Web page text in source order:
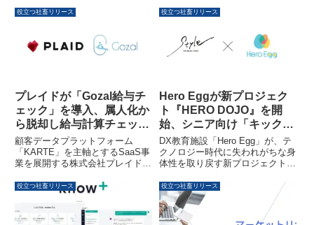
役立つ社畜リリース
プレイドが「Gozal給与チ
ェック」を導入、属人化か
ら脱却し給与計算チェック
を自動化
顧客データプラットフォーム
「KARTE」を主軸とするSaaS事
業を展開する株式会社プレイド
品質のばらつきという課題を解決
するため、株式会社Gozal提供の
クラウド給与チェックソフト
「Gozal給与チェック」を導入し
役立つ社畜リリース
Hero Eggが新プロジェク
ト『HERO DOJO』を開
始、シニア向け「キックウ
ェルネス」で“動ける身
体”を取り戻す
DX教育施設「Hero Egg」が、テ
クノロジー時代に失われがちな身
体性を取り戻す新プロジェクト
した。第一弾として、60歳以上
のシニア層を対象に、現役王者と
立命館大学の共同研究に基づいた
「KICK-WELLNESS」プログラ
役立つ社畜リリース 役立つ社畜リリース